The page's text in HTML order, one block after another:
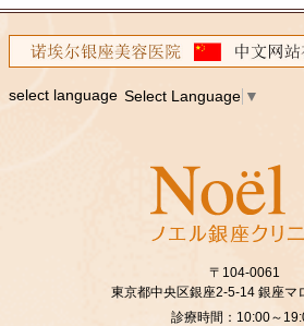
select language Select Language ▼
〒104-0061
東京都中央区銀座2‐5‐14 銀座マ
診療時間：10:00～